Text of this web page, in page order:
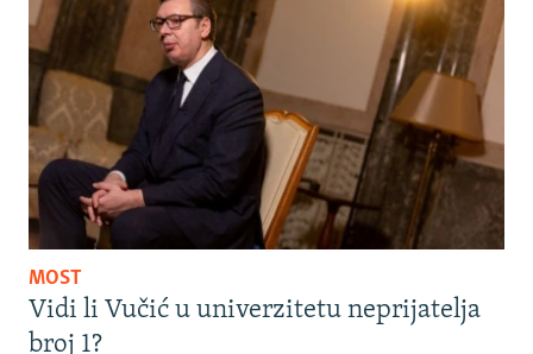
MOST
Vidi li Vučić u univerzitetu neprijatelja
broj 1?